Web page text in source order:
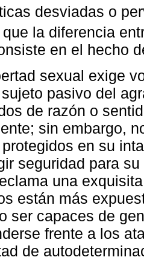
desviadas o
que la diferencia
en el hecho
sexual exige
pasivo del
de razón o
sin embargo,
en su
seguridad para
una
están más
ser capaces de
frente a los
de